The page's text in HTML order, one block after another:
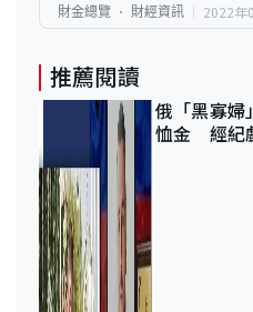
財金總覽 財經資訊 2022年
推薦閱讀
俄「黑寡婦
恤金 經紀